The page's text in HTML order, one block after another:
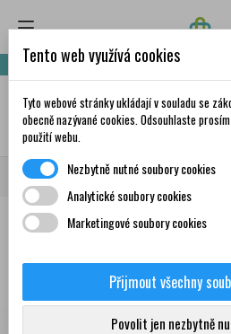
Nakupte za 999,- Kč a
Domů Matka a dítě Kosmetika a hygiena
Produkty
Seřadit
Zobrazení 1-12 z 47
položek
Tento web využívá cookies
Tyto webové stránky ukládají v souladu se
obecně nazývané cookies. Odsouhlaste
použití webu.
Nezbytně nutné soubory cookies
Analytické soubory cookies
Marketingové soubory cookies
Přijmout všechny
Povolit jen nezbytně